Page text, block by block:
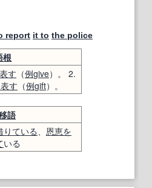
report it to the police
根
す （例give）。 2.
す （例gift）。
語
りている 恩恵を
いる